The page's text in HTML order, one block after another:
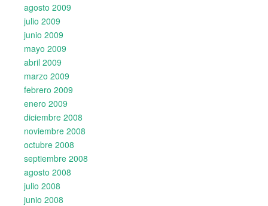
agosto 2009
julio 2009
junio 2009
mayo 2009
abril 2009
marzo 2009
febrero 2009
enero 2009
diciembre 2008
noviembre 2008
octubre 2008
septiembre 2008
agosto 2008
julio 2008
junio 2008